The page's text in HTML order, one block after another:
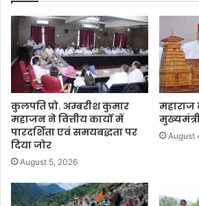
कुलपति प्रो. अम्बरीश कुमार
महाजन ने वित्तीय कार्यों में
पारदर्शिता एवं समयबद्धता पर
दिया जोर
August 5, 2026
महाराज
August